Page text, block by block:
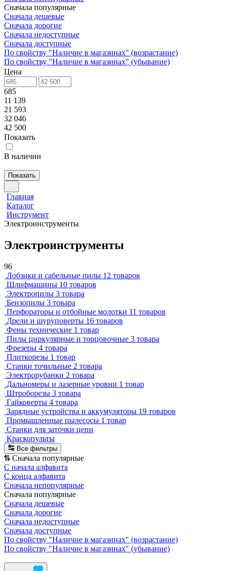
Сначала популярные
Сначала дешевые
Сначала дорогие
Сначала недоступные
Сначала доступные
По свойству "Наличие в магазинах" (возрастание)
По свойству "Наличие в магазинах" (убывание)
Цена
685
11 139
21 593
32 046
42 500
Показать
В наличии
Показать
Главная
Каталог
Инструмент
Электроинструменты
Электроинструменты
96
Лобзики и сабельные пилы 12 товаров
Шлифмашины 10 товаров
Электропилы 3 товара
Бензопилы 3 товара
Перфораторы и отбойные молотки 11 товаров
Дрели и шуруповерты 16 товаров
Фены технические 1 товар
Пилы циркулярные и торцовочные 3 товара
Фрезеры 4 товара
Плиткорезы 1 товар
Станки точильные 2 товара
Электрорубанки 2 товара
Дальномеры и лазерные уровни 1 товар
Штроборезы 3 товара
Гайковерты 4 товара
Зарядные устройства и аккумуляторы 19 товаров
Промышленные пылесосы 1 товар
Станки для заточки цепи
Краскопульты
Все фильтры
Сначала популярные
С начала алфавита
С конца алфавита
Сначала непопулярные
Сначала популярные
Сначала дешевые
Сначала дорогие
Сначала недоступные
Сначала доступные
По свойству "Наличие в магазинах" (возрастание)
По свойству "Наличие в магазинах" (убывание)